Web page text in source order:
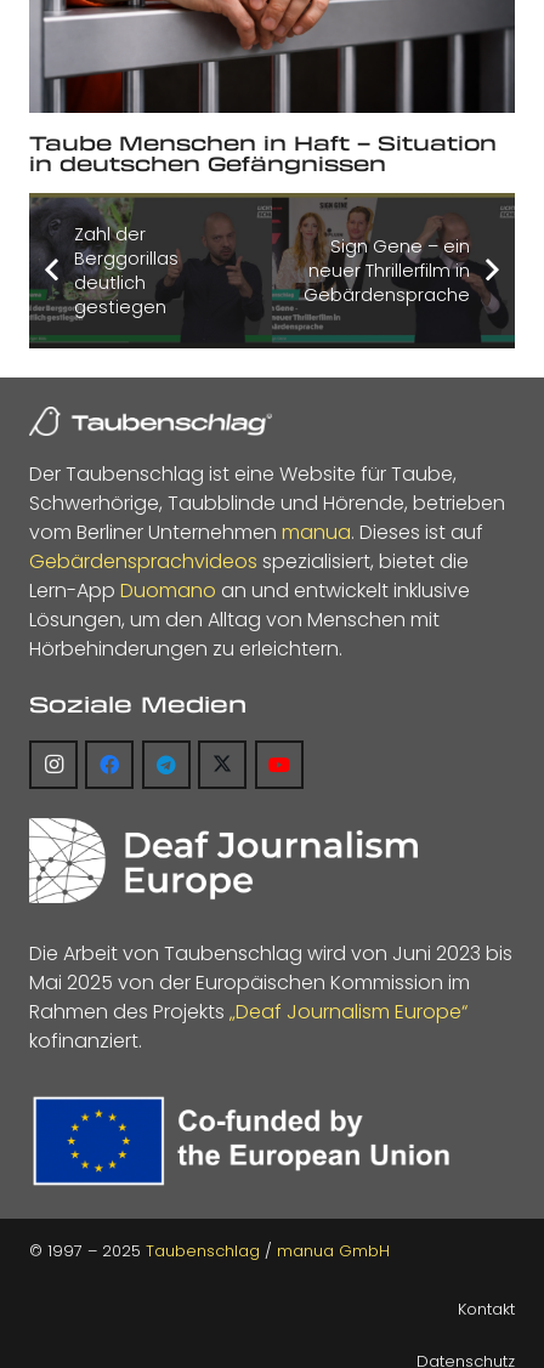
Taube Menschen in Haft – Situation
in deutschen Gefängnissen
Zahl der
Berggorillas
deutlich
gestiegen
Sign Gene – ein
neuer Thrillerfilm in
Gebärdensprache
Der Taubenschlag ist eine Website für Taube,
Schwerhörige, Taubblinde und Hörende, betrieben
vom Berliner Unternehmen manua. Dieses ist auf
Gebärdensprachvideos spezialisiert, bietet die
Lern-App Duomano an und entwickelt inklusive
Lösungen, um den Alltag von Menschen mit
Hörbehinderungen zu erleichtern.
Soziale Medien
Die Arbeit von Taubenschlag wird von Juni 2023 bis
Mai 2025 von der Europäischen Kommission im
Rahmen des Projekts „Deaf Journalism Europe“
kofinanziert.
© 1997 – 2025 Taubenschlag / manua GmbH
Kontakt
Datenschutz